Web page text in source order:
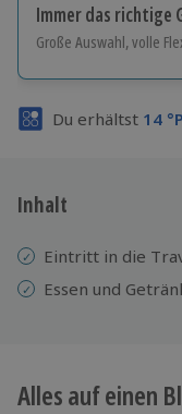
Immer das richtige
Große Auswahl, volle
Volle Flexibilität
3 Jahre gültig &
Du erhältst 14 °P
Inhalt
Eintritt in die
Essen und
Alles auf einen